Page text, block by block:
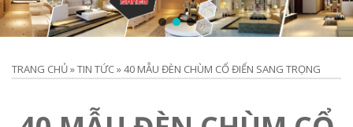
TRANG CHỦ»TIN TỨC»40 MẪU ĐÈN CHÙM CỔ ĐIỂN SANG TRỌNG